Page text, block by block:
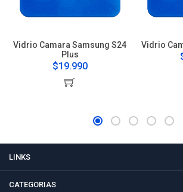
Vidrio Camara Samsung S24
Plus
$19.990
Vidrio
LINKS
CATEGORIAS